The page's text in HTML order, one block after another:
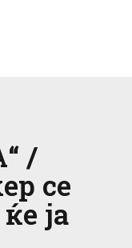
/
се
ја